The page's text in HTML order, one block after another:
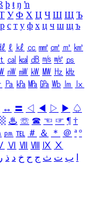
þ ŧ ŋ ŉ
У Ф Х Ц Ч Ш Щ Ъ
р с т у ф х ц ч ш щ ъ
ℓ ㎘ ㏄ ㎣ ㎤ ㎥ ㎦
㎈ ㎉ ㏈ ㎧ ㎨ ㎰
㎻ ㎽ ㎾ ㎿ ㎐ ㎑
㎩ ㎪ ㎫ ㎬ ㏝ ㏐
㏓
↔ 〓 ◁ ◀ ▷ ▶ ♤
♨ ☏ ☎ ☜ ☞ ¶ †
㏘ ℡ ＃ ＆ ＊ ＠ ª º
Ⅵ Ⅶ Ⅷ Ⅸ Ⅹ
ب ت ث ج ح خ د ذ ر